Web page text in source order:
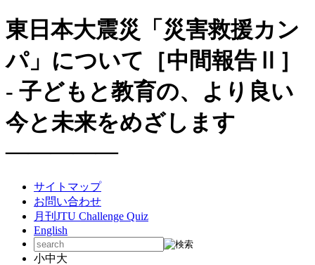
東日本大震災「災害救援カン
パ」について［中間報告Ⅱ］
- 子どもと教育の、より良い
今と未来をめざします
―――――
サイトマップ
お問い合わせ
月刊JTU Challenge Quiz
English
小中大